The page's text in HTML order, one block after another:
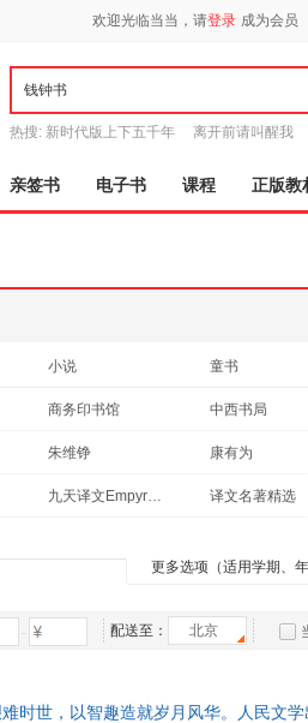
欢迎光临当当，请登录 成为会员
热搜: 新时代版上下五千年 离开前请叫醒我
亲签书 电子书 课程 正版教
小说 童书
社会科学 传记
育儿/早教 政治/军事
商务印书馆 中西书局
海峡文艺出版社 甘肃人民出版社
华东师范大学出版社 江西教育出版
朱维铮 康有为
吴敬梓 吴福辉
九天译文Empyrean Translation 译文名著精选
更多选项（适用学期、
- 配送至： 北京
时世，以智趣造就岁月风华。人民文